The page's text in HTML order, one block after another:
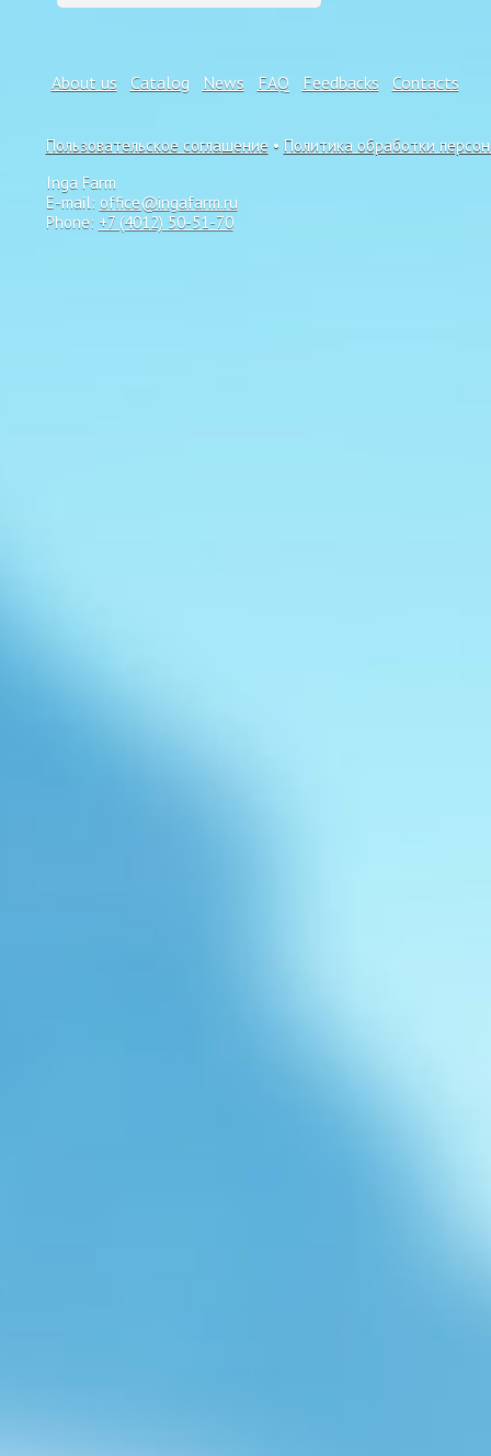
About us Catalog News FAQ Feedbacks Contacts
Пользовательское соглашение • Политика обработки
Inga Farm
E-mail: office@ingafarm.ru
Phone: +7 (4012) 50-51-70